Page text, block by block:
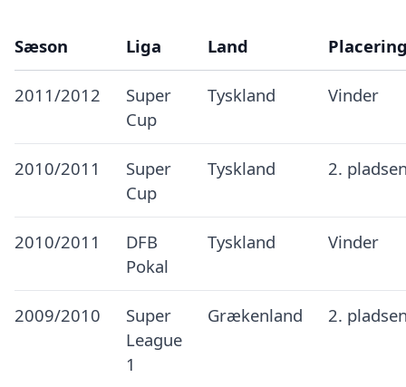
Sæson Liga Land
2011/2012
Super
Cup
Tyskland Vinder
2010/2011
Super
Cup
Tyskland 2.
2010/2011
DFB
Pokal
Tyskland Vinder
2009/2010
Super
League
1
Grækenland 2.